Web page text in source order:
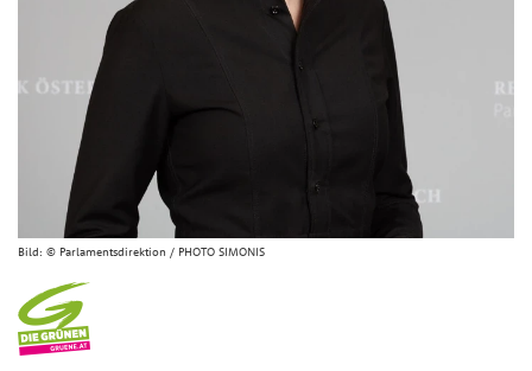
Bild: © Parlamentsdirektion / PHOTO SIMONIS